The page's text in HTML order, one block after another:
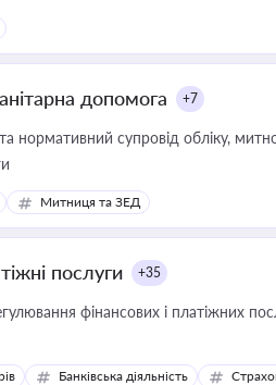
допомога +7
нормативний супровід обліку,
Митниця та ЗЕД
послуги +35
фінансових і платіжних послуг, управління коштами, приймання платежів та
Банківська діяльність